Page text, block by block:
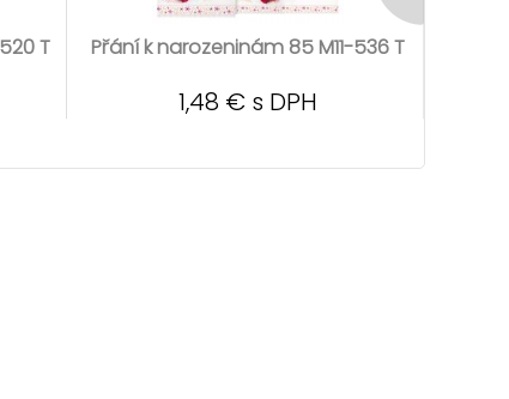
T Přání k narozeninám 85 M11-536 T
1,48 € s DPH